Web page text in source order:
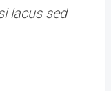
lacus sed